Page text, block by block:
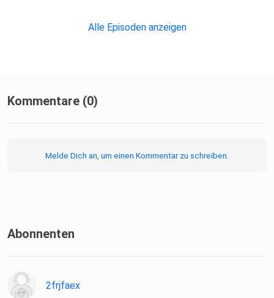
Klick hier zum Buch:
Alle Episoden anzeigen
Kommentare (0)
Melde Dich an, um einen Kommentar zu schreiben.
Abonnenten
2frjfaex